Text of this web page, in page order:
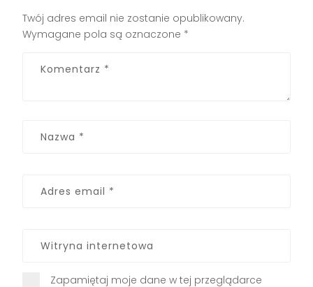
Twój adres email nie zostanie opublikowany.
Wymagane pola są oznaczone *
Zapamiętaj moje dane w tej przeglądarce